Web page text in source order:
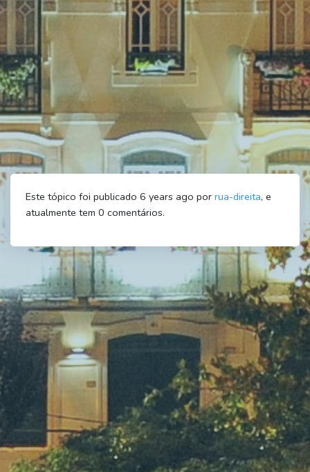
Este tópico foi publicado 6 years ago por rua-direita, e
atualmente tem 0 comentários.